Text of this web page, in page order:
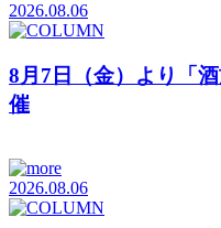
2026.08.06
8月7日（金）より「
催
2026.08.06